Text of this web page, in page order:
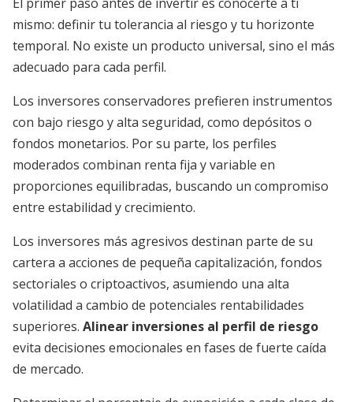
mismo: definir tu tolerancia al riesgo y tu horizonte
temporal. No existe un producto universal, sino el más
adecuado para cada perfil.
Los inversores conservadores prefieren instrumentos
con bajo riesgo y alta seguridad, como depósitos o
fondos monetarios. Por su parte, los perfiles
moderados combinan renta fija y variable en
proporciones equilibradas, buscando un compromiso
entre estabilidad y crecimiento.
Los inversores más agresivos destinan parte de su
cartera a acciones de pequeña capitalización, fondos
sectoriales o criptoactivos, asumiendo una alta
volatilidad a cambio de potenciales rentabilidades
superiores. Alinear inversiones al perfil de riesgo
evita decisiones emocionales en fases de fuerte caída
de mercado.